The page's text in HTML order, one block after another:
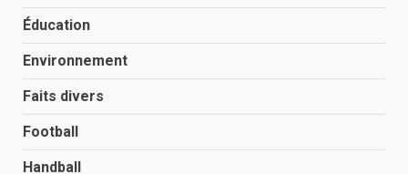
Éducation
Environnement
Faits divers
Football
Handball